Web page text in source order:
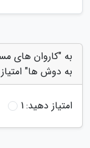
به "کاروان های
به دوش ها"
امتیاز دهید:1